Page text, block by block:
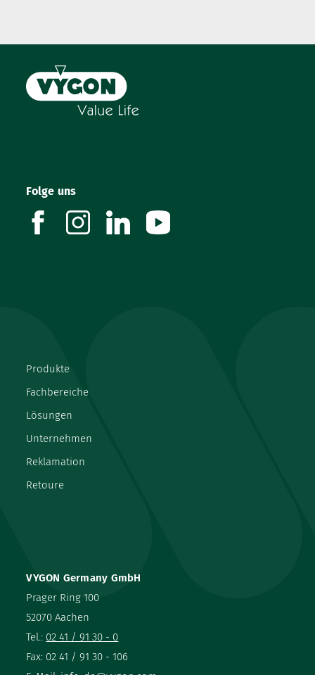
VYGON Germany GmbH
Prager Ring 100
52070 Aachen
Tel.: 02 41 / 91 30 - 0
Fax: 02 41 / 91 30 - 106
Produkte
Fachbereiche
Lösungen
Unternehmen
Reklamation
Retoure
Folge uns